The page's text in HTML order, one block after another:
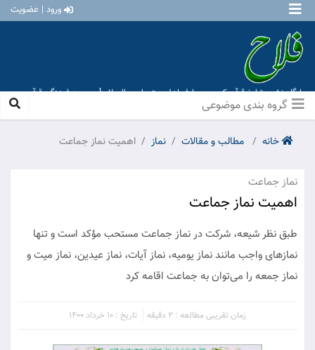
ورود | عضویت
پایگاه نشر و تبلیغ قرآن کریم و معارف اهل بیت علیهم السلام [ موسسه فرهنگی قرآن و
عترت منهاج عشق آباد ]
خانه مطالب و مقالات نماز اهمیت نماز جماعت
نماز جماعت
اهمیت نماز جماعت
طبق نظر شیعه، شرکت در نماز جماعت مستحب مؤکد است و تنها
نمازهای واجب مانند نماز یومیه، نماز آیات، نماز عیدین، نماز میت و
نماز جمعه را می‌توان به جماعت اقامه کرد
زمان تقریبی مطالعه : 2 دقیقه تاریخ : 10 خرداد 1400